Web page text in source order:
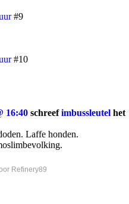
#9
#10
16:40 schreefimbussleutel het
Laffe honden.
Refinery89